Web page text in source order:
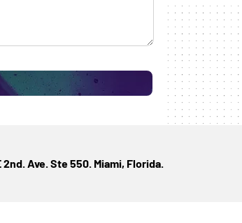
2nd. Ave. Ste 550. Miami, Florida.